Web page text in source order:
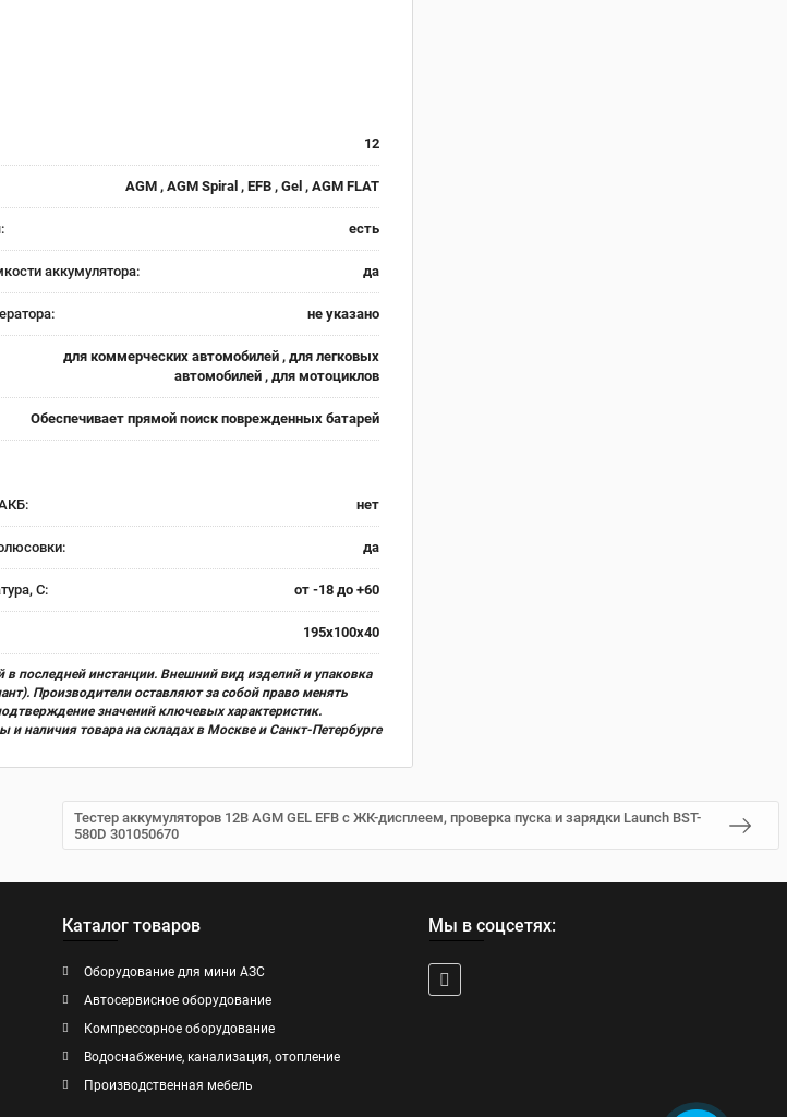
12
AGM , AGM Spiral , EFB , Gel , AGM FLAT
есть
аккумулятора: да
не указано
для коммерческих автомобилей , для легковых
автомобилей , для мотоциклов
Обеспечивает прямой поиск поврежденных батарей
нет
да
С: от -18 до +60
195х100х40
последней инстанции. Внешний вид изделий и упаковка
Производители оставляют за собой право менять
значений ключевых характеристик.
наличия товара на складах в Москве и Санкт-Петербурге
Тестер аккумуляторов 12В AGM GEL EFB с ЖК-дисплеем, проверка пуска и зарядки Launch BST-
580D 301050670
Каталог товаров
Оборудование для мини АЗС
Автосервисное оборудование
Компрессорное оборудование
Водоснабжение, канализация, отопление
Производственная мебель
Мы в соцсетях: